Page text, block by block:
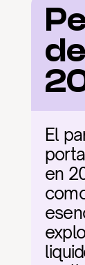
El
en